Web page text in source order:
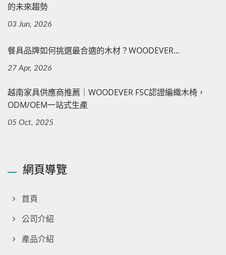
的未來趨勢
03 Jun, 2026
餐具品牌如何挑選最合適的木材？WOODEVER...
27 Apr, 2026
越南家具供應商推薦｜WOODEVER FSC認證編織木椅，
ODM/OEM一站式生產
05 Oct, 2025
網頁導覽
首頁
公司介紹
產品介紹